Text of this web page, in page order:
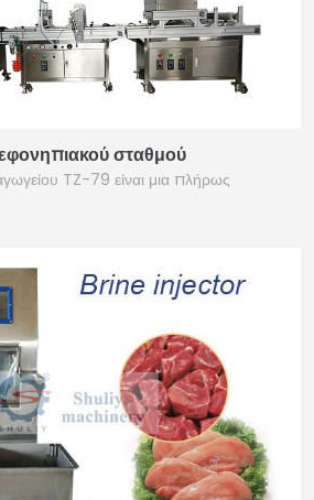
σταθμού
TZ-79 είναι μια πλήρως